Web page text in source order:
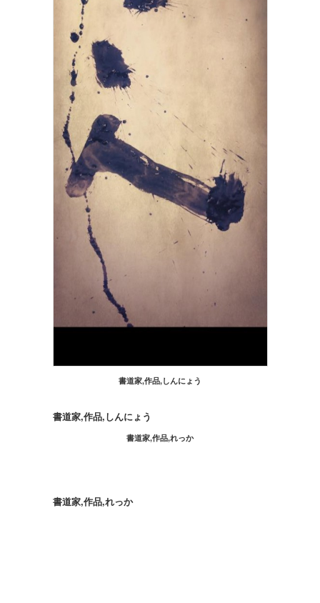
書道家,作品,しんにょう
書道家,作品,しんにょう
書道家,作品,れっか
書道家,作品,れっか